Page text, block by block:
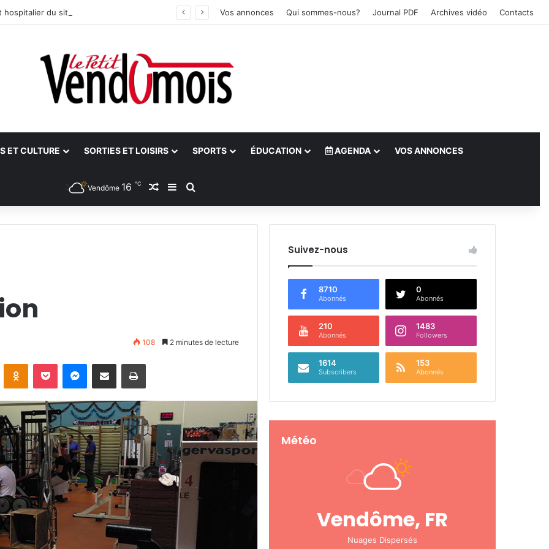
du site unique Vos annonces Qui sommes-nous? Journal PDF Archives vidéo Contacts
ET CULTURE SORTIES ET LOISIRS SPORTS ÉDUCATION AGENDA VOS ANNONCES
Vendôme 16 ℃ Article Aléatoire
Sidebar (barre latérale)
Rechercher
108 2 minutes de lecture
Suivez-nous
8710
Abonnés
0
Abonnés
210
Abonnés
1483
Followers
1614
Subscribers
153
Abonnés
Météo
Vendôme, FR
Nuages Dispersés